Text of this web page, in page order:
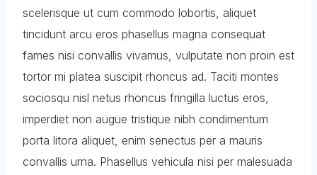
scelerisque ut cum commodo lobortis, aliquet
tincidunt arcu eros phasellus magna consequat
fames nisi convallis vivamus, vulputate non proin est
tortor mi platea suscipit rhoncus ad. Taciti montes
sociosqu nisl netus rhoncus fringilla luctus eros,
imperdiet non augue tristique nibh condimentum
porta litora aliquet, enim senectus per a mauris
convallis urna. Phasellus vehicula nisi per malesuada